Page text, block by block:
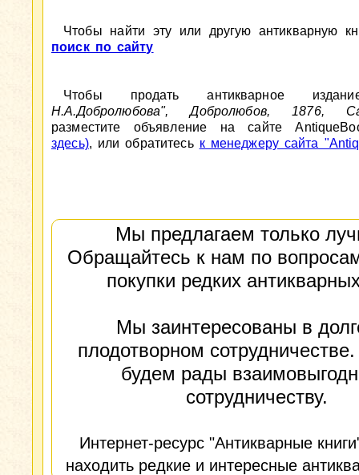
Чтобы найти эту или другую антикварную
поиск по сайту
Чтобы продать антикварное
Н.А.Добролюбова", Добролюбов, 1876,
разместите объявление на сайте
здесь), или обратитесь к менеджеру сайта
Мы предлагаем только
Обращайтесь к нам по
покупки редких
Мы заинтересованы в
плодотворном
будем рады
сотрудничеству.
Интернет-ресурс "Антикварные
находить редкие и интересные